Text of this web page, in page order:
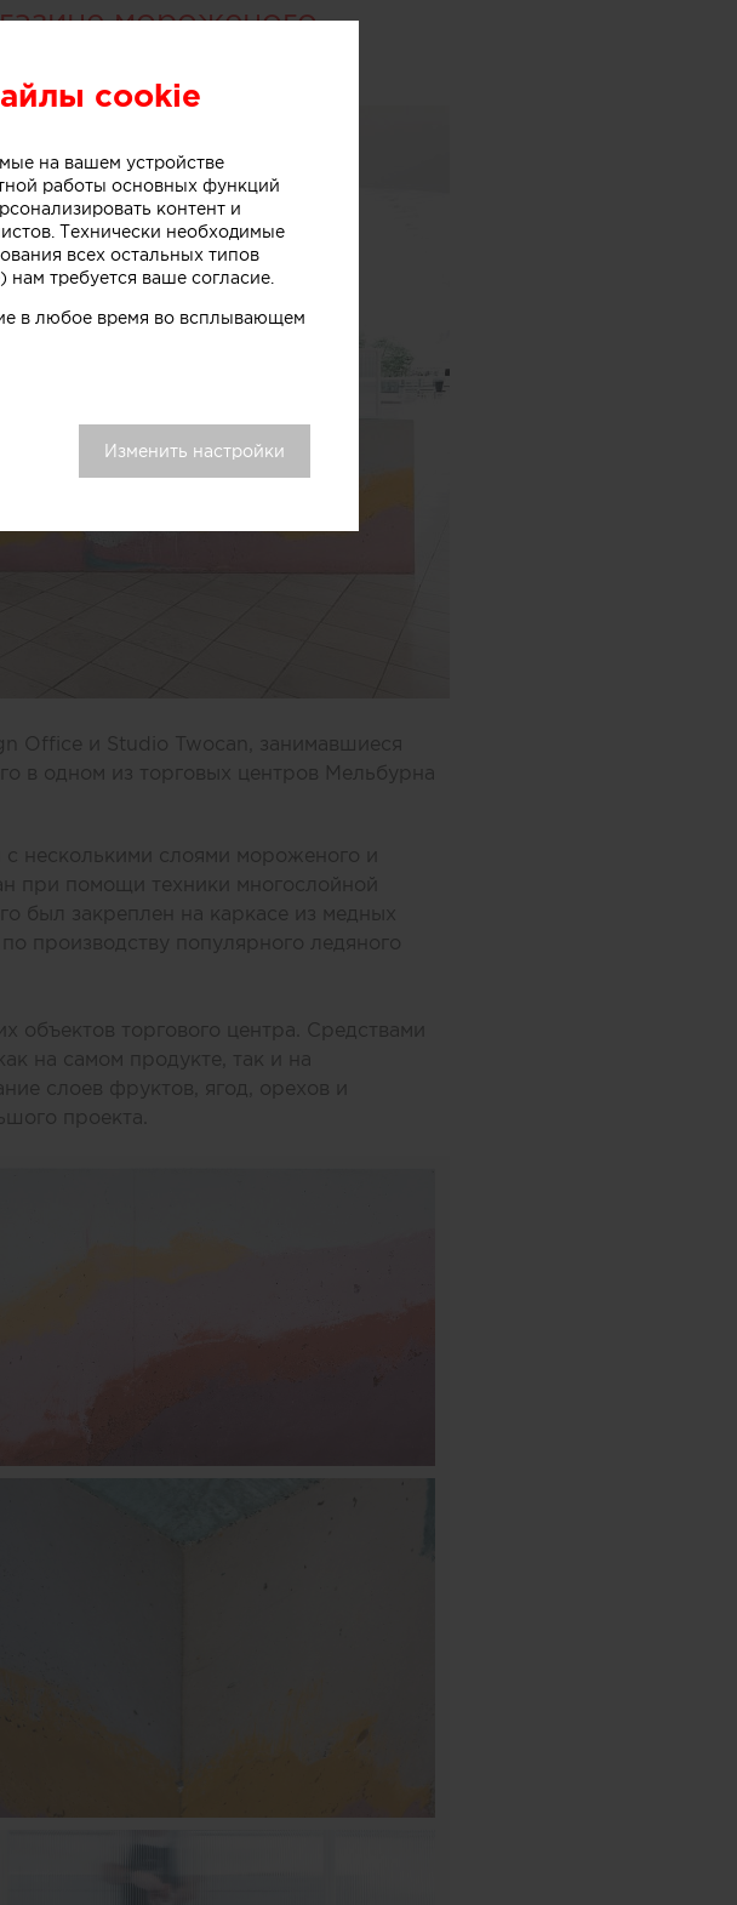
мороженого
Office и Studio Twocan, занимавшиеся
в одном из торговых центров Мельбурна
несколькими слоями мороженого и
при помощи техники многослойной
был закреплен на каркасе из медных
производству популярного ледяного
объектов торгового центра. Средствами
на самом продукте, так и на
слоев фруктов, ягод, орехов и
проекта.
cookie
на вашем устройстве
работы основных функций
контент и
Технически необходимые
всех остальных типов
требуется ваше согласие.
в любое время во всплывающем
Изменить настройки